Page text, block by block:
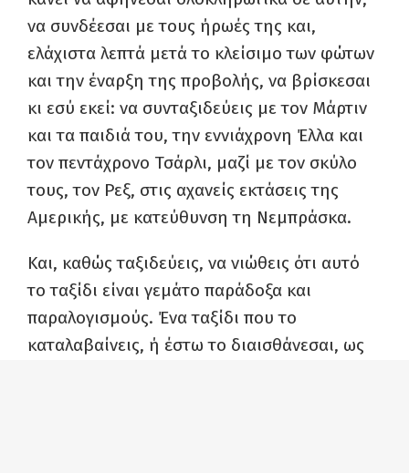
να συνδέεσαι με τους ήρωές της και,
ελάχιστα λεπτά μετά το κλείσιμο των φώτων
και την έναρξη της προβολής, να βρίσκεσαι
κι εσύ εκεί: να συνταξιδεύεις με τον Μάρτιν
και τα παιδιά του, την εννιάχρονη Έλλα και
τον πεντάχρονο Τσάρλι, μαζί με τον σκύλο
τους, τον Ρεξ, στις αχανείς εκτάσεις της
Αμερικής, με κατεύθυνση τη Νεμπράσκα.
Και, καθώς ταξιδεύεις, να νιώθεις ότι αυτό
το ταξίδι είναι γεμάτο παράδοξα και
παραλογισμούς. Ένα ταξίδι που το
καταλαβαίνεις, ή έστω το διαισθάνεσαι, ως